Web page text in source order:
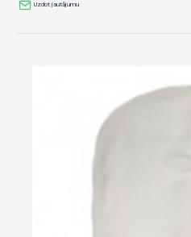
Uzdot jautājumu